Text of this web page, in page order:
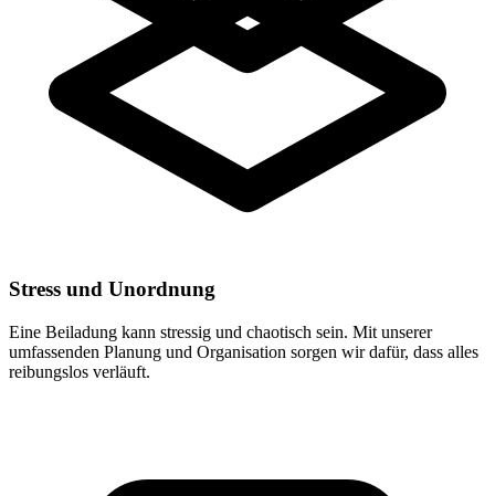
Stress und Unordnung
Eine Beiladung kann stressig und chaotisch sein. Mit unserer
umfassenden Planung und Organisation sorgen wir dafür, dass alles
reibungslos verläuft.